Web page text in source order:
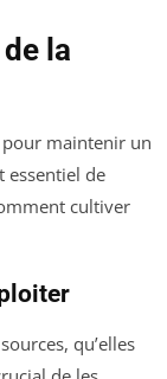
la
maintenir un
essentiel de
cultiver
qu’elles